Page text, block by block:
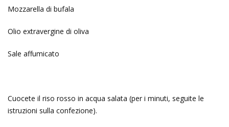
Mozzarella di bufala
Olio extravergine di oliva
Sale affumicato
Cuocete il riso rosso in acqua salata (per i minuti, seguite le
istruzioni sulla confezione).